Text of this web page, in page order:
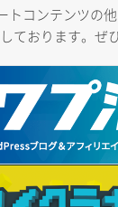
トコンテンツの
ております。ぜ